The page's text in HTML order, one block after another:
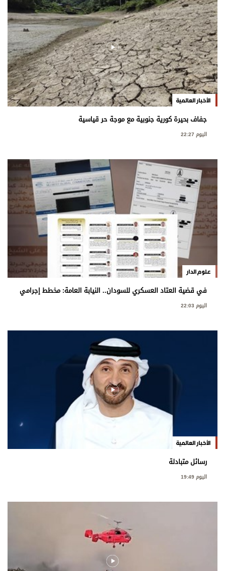
الأخبار العالمية
جفاف بحيرة كورية جنوبية مع موجة حر قياسية
اليوم 22:27
علوم الدار
في قضية العتاد العسكري للسودان.. النيابة العامة: مخطط إجرامي
استهدف المساس بسيادة الدولة
اليوم 22:03
الأخبار العالمية
رسائل متبادلة
اليوم 19:49